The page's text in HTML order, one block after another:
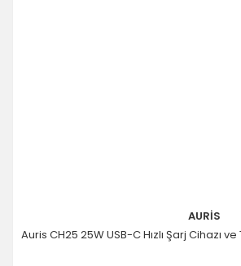
AURİS
Auris CH25 25W USB-C Hızlı Şarj Cihazı